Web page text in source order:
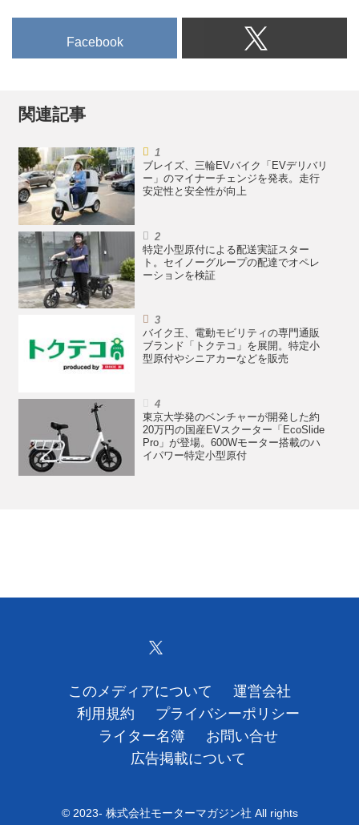
Facebook
関連記事
ブレイズ、三輪EVバイク「EVデリバリ
ー」のマイナーチェンジを発表。走行
安定性と安全性が向上
特定小型原付による配送実証スター
ト。セイノーグループの配達でオペレ
ーションを検証
バイク王、電動モビリティの専門通販
ブランド「トクテコ」を展開。特定小
型原付やシニアカーなどを販売
東京大学発のベンチャーが開発した約
20万円の国産EVスクーター「EcoSlide
Pro」が登場。600Wモーター搭載のハ
イパワー特定小型原付
このメディアについて
運営会社
利用規約
プライバシーポリシー
ライター名簿
お問い合せ
広告掲載について
© 2023- 株式会社モーターマガジン社 All rights